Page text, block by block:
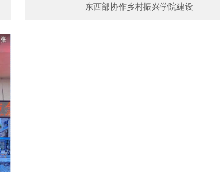
东西部协作乡村振兴学院建设